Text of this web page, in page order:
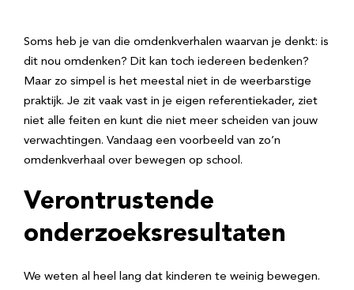
Soms heb je van die omdenkverhalen waarvan je denkt: is
dit nou omdenken? Dit kan toch iedereen bedenken?
Maar zo simpel is het meestal niet in de weerbarstige
praktijk. Je zit vaak vast in je eigen referentiekader, ziet
niet alle feiten en kunt die niet meer scheiden van jouw
verwachtingen. Vandaag een voorbeeld van zo’n
omdenkverhaal over bewegen op school.
Verontrustende
onderzoeksresultaten
We weten al heel lang dat kinderen te weinig bewegen.